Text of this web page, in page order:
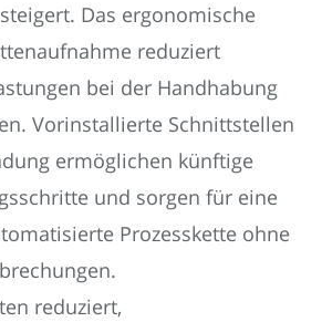
Das ergonomische
reduziert
bei der Handhabung
Vorinstallierte Schnittstellen
ermöglichen künftige
und sorgen für eine
Prozesskette ohne
reduziert,